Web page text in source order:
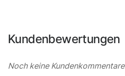
Kundenbewertungen
Noch keine Kundenkommentare